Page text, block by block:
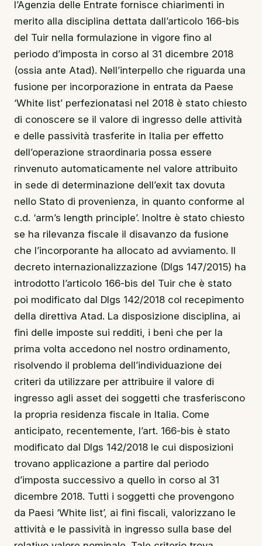
l’Agenzia delle Entrate fornisce chiarimenti in
merito alla disciplina dettata dall’articolo 166-bis
del Tuir nella formulazione in vigore fino al
periodo d’imposta in corso al 31 dicembre 2018
(ossia ante Atad). Nell’interpello che riguarda una
fusione per incorporazione in entrata da Paese
‘White list’ perfezionatasi nel 2018 è stato chiesto
di conoscere se il valore di ingresso delle attività
e delle passività trasferite in Italia per effetto
dell’operazione straordinaria possa essere
rinvenuto automaticamente nel valore attribuito
in sede di determinazione dell’exit tax dovuta
nello Stato di provenienza, in quanto conforme al
c.d. ‘arm’s length principle’. Inoltre è stato chiesto
se ha rilevanza fiscale il disavanzo da fusione
che l’incorporante ha allocato ad avviamento. Il
decreto internazionalizzazione (Dlgs 147/2015) ha
introdotto l’articolo 166-bis del Tuir che è stato
poi modificato dal Dlgs 142/2018 col recepimento
della direttiva Atad. La disposizione disciplina, ai
fini delle imposte sui redditi, i beni che per la
prima volta accedono nel nostro ordinamento,
risolvendo il problema dell’individuazione dei
criteri da utilizzare per attribuire il valore di
ingresso agli asset dei soggetti che trasferiscono
la propria residenza fiscale in Italia. Come
anticipato, recentemente, l’art. 166-bis è stato
modificato dal Dlgs 142/2018 le cui disposizioni
trovano applicazione a partire dal periodo
d’imposta successivo a quello in corso al 31
dicembre 2018. Tutti i soggetti che provengono
da Paesi ‘White list’, ai fini fiscali, valorizzano le
attività e le passività in ingresso sulla base del